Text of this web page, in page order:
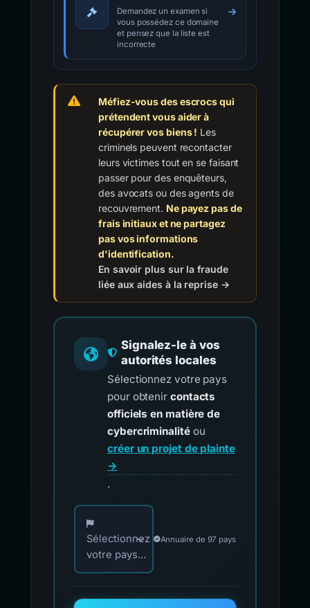
Demandez un examen si
vous possédez ce domaine
et pensez que la liste est
incorrecte
Méfiez-vous des escrocs qui
prétendent vous aider à
récupérer vos biens ! Les
criminels peuvent recontacter
leurs victimes tout en se faisant
passer pour des enquêteurs,
des avocats ou des agents de
recouvrement. Ne payez pas de
frais initiaux et ne partagez
pas vos informations
d'identification.
En savoir plus sur la fraude
liée aux aides à la reprise →
Signalez-le à vos
autorités locales
Sélectionnez votre pays
pour obtenir contacts
officiels en matière de
cybercriminalitéou
créer un projet de plainte
→
.
Choisissez votre pays pour les contacts
Sélectionnez
votre pays...
Annuaire de 97 pays